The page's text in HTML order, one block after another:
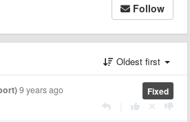
Follow
Oldest first
Fixed
9 years ago